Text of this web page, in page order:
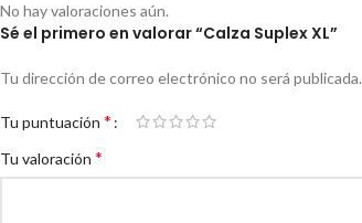
No hay valoraciones aún.
Sé el primero en valorar “Calza Suplex XL”
Tu dirección de correo electrónico no será publicada.
Tu puntuación *
Tu valoración *